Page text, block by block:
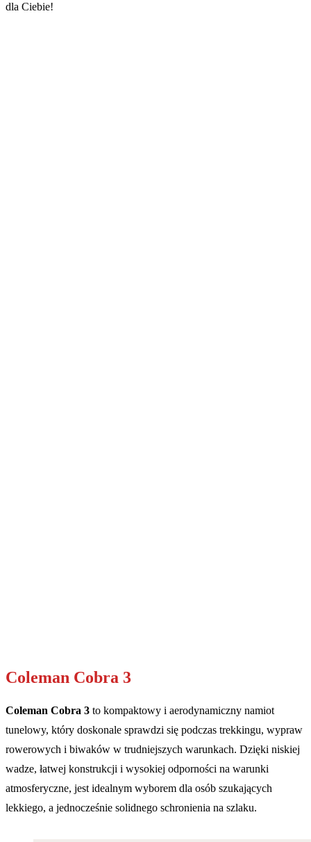
dla Ciebie!
Coleman Cobra 3
Coleman Cobra 3 to kompaktowy i aerodynamiczny namiot
tunelowy, który doskonale sprawdzi się podczas trekkingu, wypraw
rowerowych i biwaków w trudniejszych warunkach. Dzięki niskiej
wadze, łatwej konstrukcji i wysokiej odporności na warunki
atmosferyczne, jest idealnym wyborem dla osób szukających
lekkiego, a jednocześnie solidnego schronienia na szlaku.